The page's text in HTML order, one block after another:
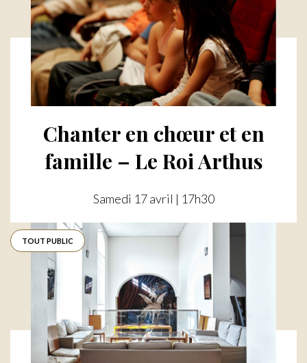
Chanter en chœur et en
famille – Le Roi Arthus
Samedi 17 avril | 17h30
TOUT PUBLIC